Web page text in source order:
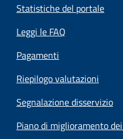
Statistiche del portale
Leggi le FAQ
Pagamenti
Riepilogo valutazioni
Segnalazione disservizio
Piano di miglioramento